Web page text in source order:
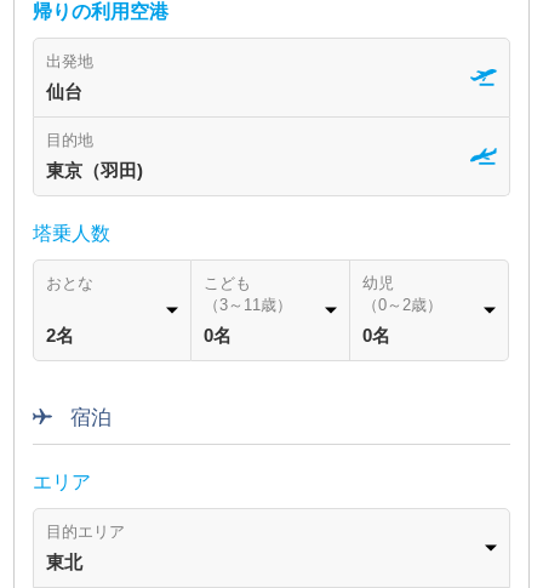
帰りの利用空港
出発地
仙台
目的地
東京（羽田)
塔乗人数
おとな
2名
こども
（3～11歳）
0名
幼児
（0～2歳）
0名
宿泊
エリア
目的エリア
東北